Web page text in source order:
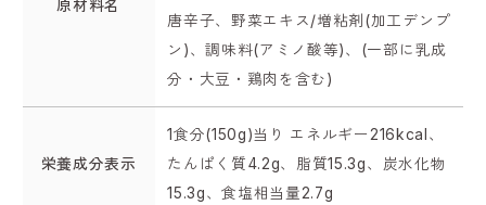
原材料名
唐辛子、野菜エキス/増粘剤(加工デンプ
ン)、調味料(アミノ酸等)、(一部に乳成
分・大豆・鶏肉を含む)
栄養成分表示
1食分(150g)当り エネルギー216kcal、
たんぱく質4.2g、脂質15.3g、炭水化物
15.3g、食塩相当量2.7g